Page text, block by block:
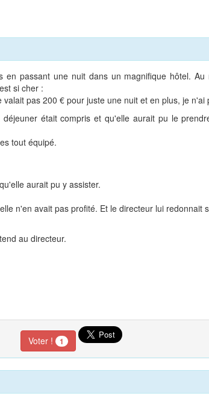
passant une nuit dans un magnifique hôtel.
si cher :
pas 200 € pour juste une nuit et en plus, je n'ai
était compris et qu'elle aurait pu le
tout équipé.
aurait pu y assister.
n'en avait pas profité. Et le directeur lui redonnait
au directeur.
Voter ! 1